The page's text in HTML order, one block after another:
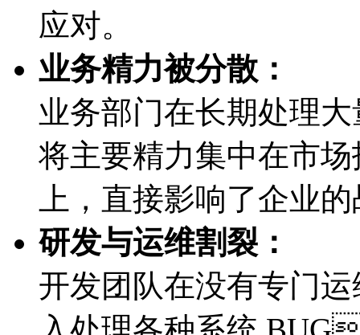
应对。
业务精力被分散：
业务部门在长期处理大
将主要精力集中在市场
上，直接影响了企
研发与运维割裂：
开发团队在没有专门运